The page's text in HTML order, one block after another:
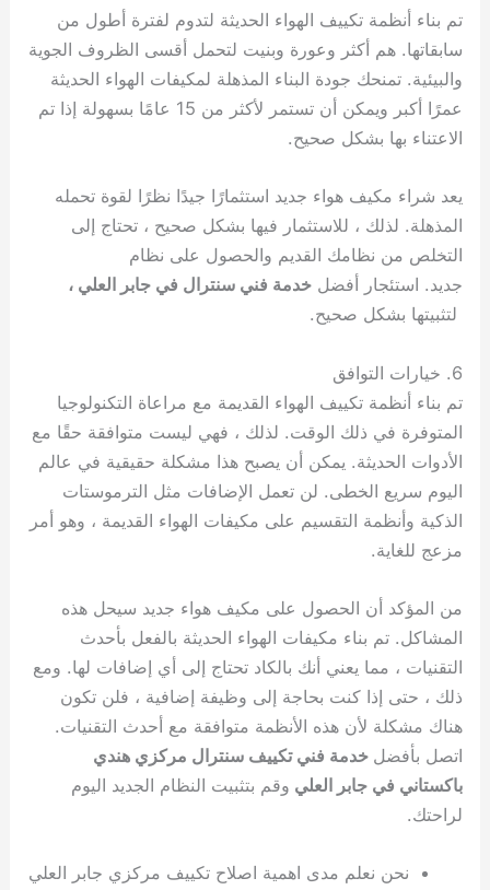
تم بناء أنظمة تكييف الهواء الحديثة لتدوم لفترة أطول من
سابقاتها. هم أكثر وعورة وبنيت لتحمل أقسى الظروف الجوية
والبيئية. تمنحك جودة البناء المذهلة لمكيفات الهواء الحديثة
عمرًا أكبر ويمكن أن تستمر لأكثر من 15 عامًا بسهولة إذا تم
الاعتناء بها بشكل صحيح.
يعد شراء مكيف هواء جديد استثمارًا جيدًا نظرًا لقوة تحمله
المذهلة. لذلك ، للاستثمار فيها بشكل صحيح ، تحتاج إلى
التخلص من نظامك القديم والحصول على نظام
جديد. استئجار أفضلخدمة فني سنترال في جابر العلي ،
لتثبيتها بشكل صحيح.
6. خيارات التوافق
تم بناء أنظمة تكييف الهواء القديمة مع مراعاة التكنولوجيا
المتوفرة في ذلك الوقت. لذلك ، فهي ليست متوافقة حقًا مع
الأدوات الحديثة. يمكن أن يصبح هذا مشكلة حقيقية في عالم
اليوم سريع الخطى. لن تعمل الإضافات مثل الترموستات
الذكية وأنظمة التقسيم على مكيفات الهواء القديمة ، وهو أمر
مزعج للغاية.
من المؤكد أن الحصول على مكيف هواء جديد سيحل هذه
المشاكل. تم بناء مكيفات الهواء الحديثة بالفعل بأحدث
التقنيات ، مما يعني أنك بالكاد تحتاج إلى أي إضافات لها. ومع
ذلك ، حتى إذا كنت بحاجة إلى وظيفة إضافية ، فلن تكون
هناك مشكلة لأن هذه الأنظمة متوافقة مع أحدث التقنيات.
اتصل بأفضل خدمة فني تكييف سنترال مركزي هندي
باكستاني في جابر العلي وقم بتثبيت النظام الجديد اليوم
لراحتك.
نحن نعلم مدى اهمية اصلاح تكييف مركزي جابر العلي